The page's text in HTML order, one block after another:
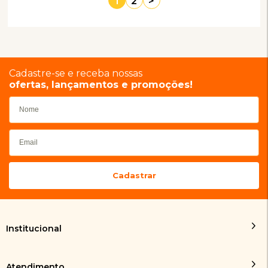
Cadastre-se e receba nossas
ofertas, lançamentos e promoções!
Institucional